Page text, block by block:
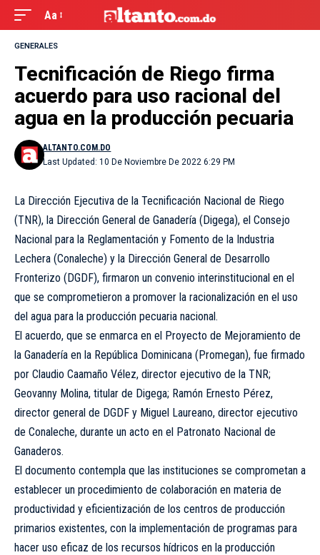
Aa
GENERALES
Tecnificación de Riego firma
acuerdo para uso racional del
agua en la producción pecuaria
Last Updated: 10 De Noviembre De 2022 6:29 PM
ALTANTO.COM.DO
La Dirección Ejecutiva de la Tecnificación Nacional de Riego
(TNR), la Dirección General de Ganadería (Digega), el Consejo
Nacional para la Reglamentación y Fomento de la Industria
Lechera (Conaleche) y la Dirección General de Desarrollo
Fronterizo (DGDF), firmaron un convenio interinstitucional en el
que se comprometieron a promover la racionalización en el uso
del agua para la producción pecuaria nacional.
El acuerdo, que se enmarca en el Proyecto de Mejoramiento de
la Ganadería en la República Dominicana (Promegan), fue firmado
por Claudio Caamaño Vélez, director ejecutivo de la TNR;
Geovanny Molina, titular de Digega; Ramón Ernesto Pérez,
director general de DGDF y Miguel Laureano, director ejecutivo
de Conaleche, durante un acto en el Patronato Nacional de
Ganaderos.
El documento contempla que las instituciones se comprometan a
establecer un procedimiento de colaboración en materia de
productividad y eficientización de los centros de producción
primarios existentes, con la implementación de programas para
hacer uso eficaz de los recursos hídricos en la producción